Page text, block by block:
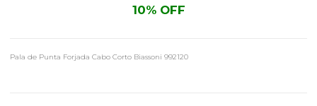
10% OFF
Pala de Punta Forjada Cabo Corto Biassoni 992120